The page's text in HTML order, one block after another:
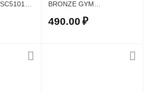
BRONZE GYM
490.00 ₽